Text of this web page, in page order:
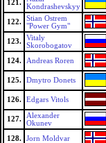
121.
Kondrashevskyy
122.
Stian Ostrem
"Power Gym"
123.
Vitaly
Skorobogatov
124. Andreas Roren
125. Dmytro Donets
126. Edgars Vitols
127.
Alexander
Okunev
128. Jorn Moldvar